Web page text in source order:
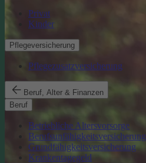
Privat
Kinder
Pflegeversicherung
Pflegezusatzversicherung
Beruf, Alter & Finanzen
Beruf
Betriebliche Altersvorsorge
Berufsunfähigkeitsversicherung
Grundfähigkeitsversicherung
Krankentagegeld